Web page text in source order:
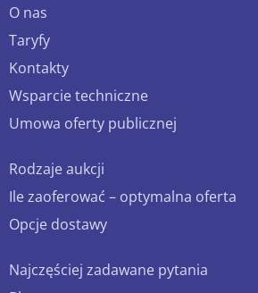
O nas
Taryfy
Kontakty
Wsparcie techniczne
Umowa oferty publicznej
Rodzaje aukcji
Ile zaoferować – optymalna oferta
Opcje dostawy
Najczęściej zadawane pytania